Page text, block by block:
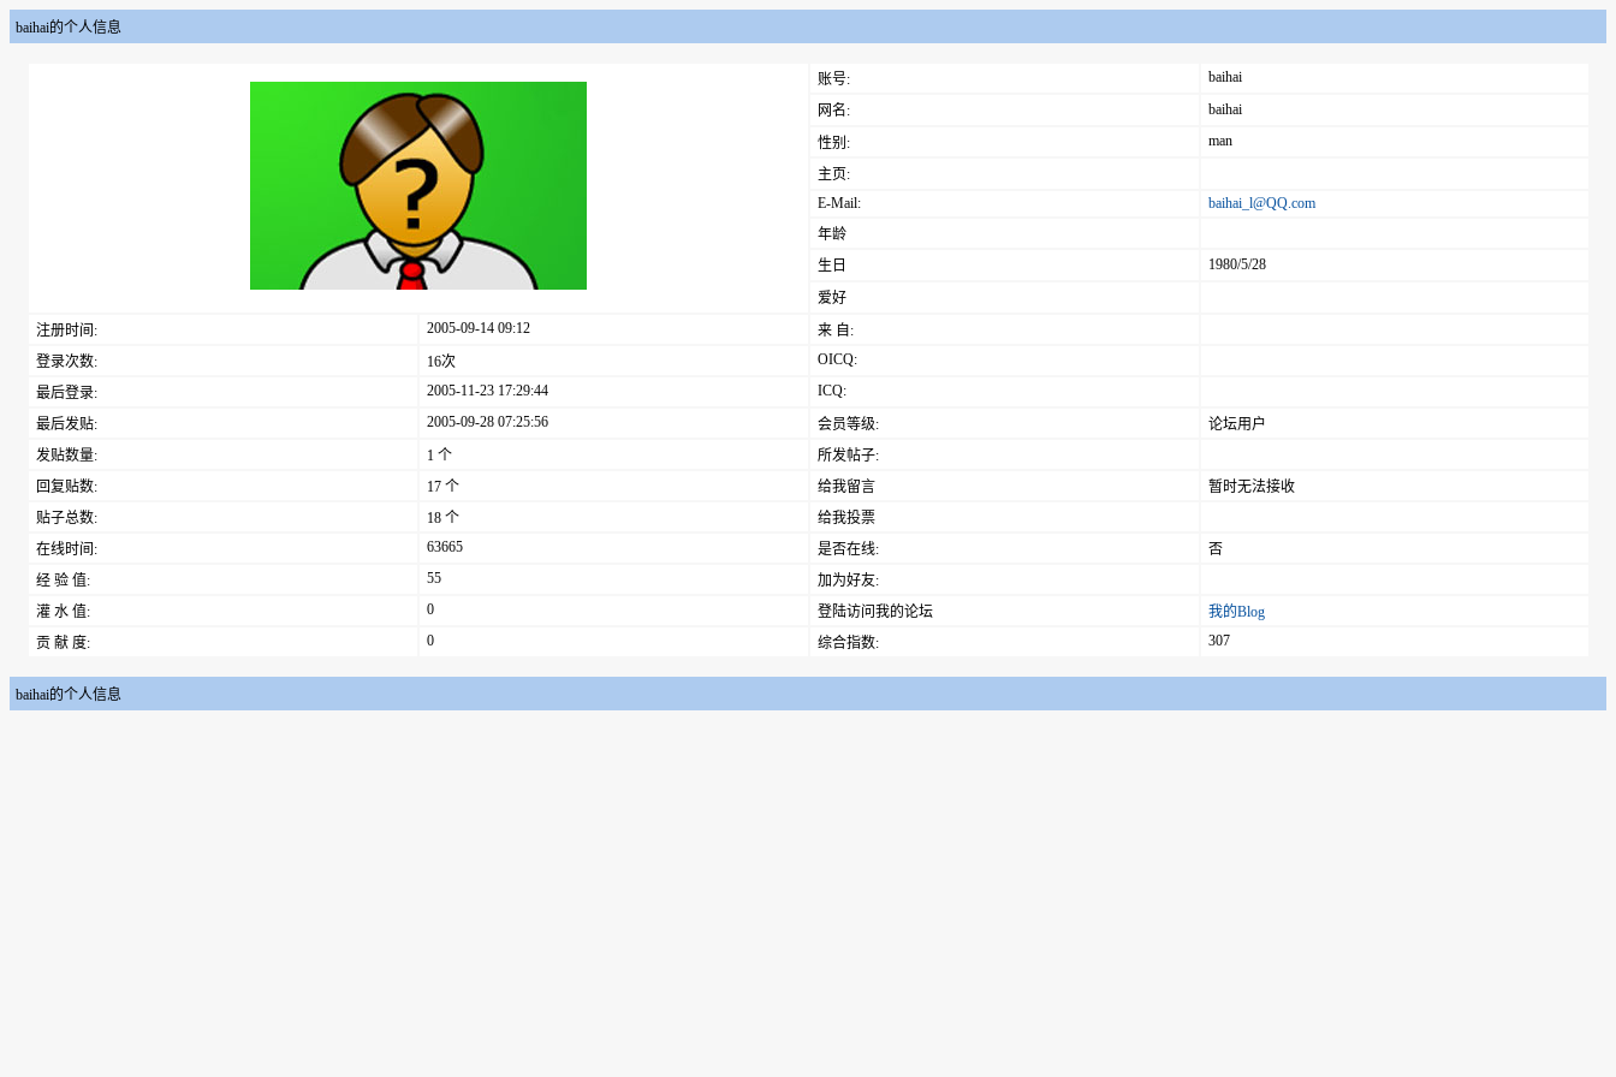
baihai的个人信息
账号:
baihai
网名:
baihai
性别:
man
主页:
E-Mail:
baihai_l@QQ.com
年龄
生日
1980/5/28
爱好
注册时间:
2005-09-14 09:12
来 自:
登录次数:
16次
OICQ:
最后登录:
2005-11-23 17:29:44
ICQ:
最后发贴:
2005-09-28 07:25:56 会员等级:
论坛用户
发贴数量:
1 个
所发帖子:
回复贴数:
17 个 给我留言
暂时无法接收
贴子总数:
18 个
给我投票
在线时间:
63665 是否在线:
否
经 验 值:
55
加为好友:
灌 水 值:
0 登陆访问我的论坛
我的Blog
贡 献 度:
0 综合指数: 307
baihai的个人信息